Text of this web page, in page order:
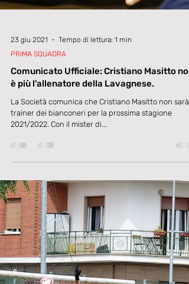
PRIMA SQUADRA
Comunicato Ufficiale: Cristiano Masitto non
è più l'allenatore della Lavagnese.
La Società comunica che Cristiano Masitto non sarà
trainer dei bianconeri per la prossima stagione
2021/2022. Con il mister di...